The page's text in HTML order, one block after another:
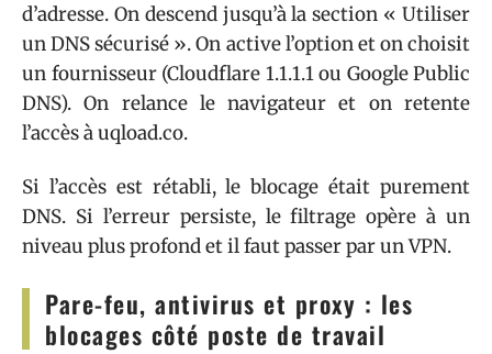
d’adresse. On descend jusqu’à la section « Utiliser
un DNS sécurisé ». On active l’option et on choisit
un fournisseur (Cloudflare 1.1.1.1 ou Google Public
DNS). On relance le navigateur et on retente
l’accès à uqload.co.
Si l’accès est rétabli, le blocage était purement
DNS. Si l’erreur persiste, le filtrage opère à un
niveau plus profond et il faut passer par un VPN.
Pare-feu, antivirus et proxy : les
blocages côté poste de travail